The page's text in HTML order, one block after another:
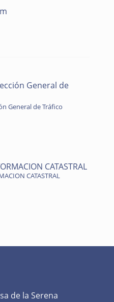
General de
General de Tráfico
CATASTRAL
CATASTRAL
de la Serena